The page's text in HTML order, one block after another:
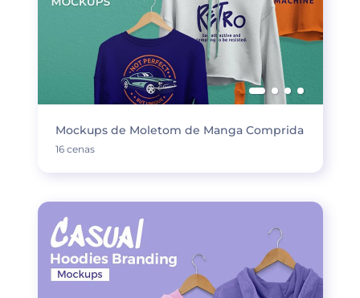
Mockups de Moletom de Manga Comprida
16 cenas